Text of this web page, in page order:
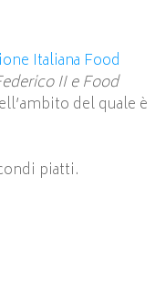
Italiana Food
II e Food
del quale è
piatti.